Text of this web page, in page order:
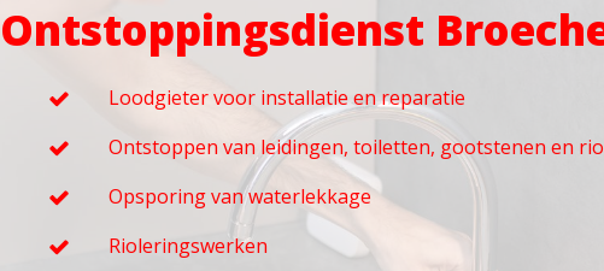
Ontstoppingsdienst
Loodgieter voor installatie en reparatie
Ontstoppen van leidingen, toiletten, gootstenen en
Opsporing van waterlekkage
Rioleringswerken